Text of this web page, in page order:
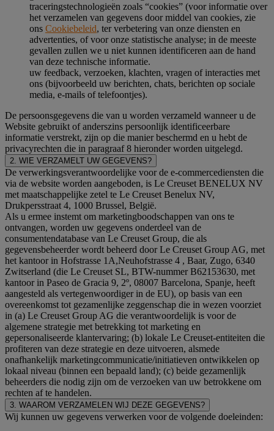
traceringstechnologieën zoals “cookies” (voor informatie over
het verzamelen van gegevens door middel van cookies, zie
ons Cookiebeleid, ter verbetering van onze diensten en
advertenties, of voor onze statistische analyse; in de meeste
gevallen zullen we u niet kunnen identificeren aan de hand
van deze technische informatie.
uw feedback, verzoeken, klachten, vragen of interacties met
ons (bijvoorbeeld uw berichten, chats, berichten op sociale
media, e-mails of telefoontjes).
De persoonsgegevens die van u worden verzameld wanneer u de
Website gebruikt of anderszins persoonlijk identificeerbare
informatie verstrekt, zijn op die manier beschermd en u hebt de
privacyrechten die in paragraaf 8 hieronder worden uitgelegd.
2. WIE VERZAMELT UW GEGEVENS?
De verwerkingsverantwoordelijke voor de e-commercediensten die
via de website worden aangeboden, is Le Creuset BENELUX NV
met maatschappelijke zetel te Le Creuset Benelux NV,
Drukpersstraat 4, 1000 Brussel, België.
Als u ermee instemt om marketingboodschappen van ons te
ontvangen, worden uw gegevens onderdeel van de
consumentendatabase van Le Creuset Group, die als
gegevensbeheerder wordt beheerd door Le Creuset Group AG, met
het kantoor in Hofstrasse 1A,Neuhofstrasse 4 , Baar, Zugo, 6340
Zwitserland (die Le Creuset SL, BTW-nummer B62153630, met
kantoor in Paseo de Gracia 9, 2º, 08007 Barcelona, Spanje, heeft
aangesteld als vertegenwoordiger in de EU), op basis van een
overeenkomst tot gezamenlijke zeggenschap die in wezen voorziet
in (a) Le Creuset Group AG die verantwoordelijk is voor de
algemene strategie met betrekking tot marketing en
gepersonaliseerde klantervaring; (b) lokale Le Creuset-entiteiten die
profiteren van deze strategie en deze uitvoeren, alsmede
onafhankelijk marketingcommunicatie/initiatieven ontwikkelen op
lokaal niveau (binnen een bepaald land); (c) beide gezamenlijk
beheerders die nodig zijn om de verzoeken van uw betrokkene om
rechten af te handelen.
3. WAAROM VERZAMELEN WIJ DEZE GEGEVENS?
Wij kunnen uw gegevens verwerken voor de volgende doeleinden: